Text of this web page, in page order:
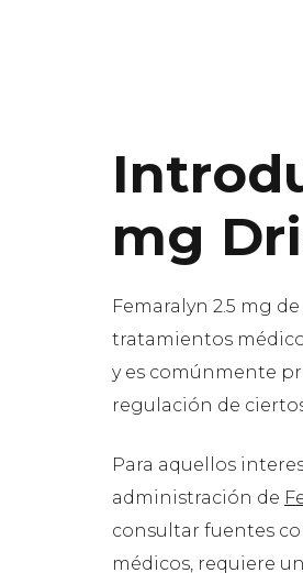
mg
Femaralyn 2.5 mg
tratamientos
y es comúnmente
regulación de
Para aquellos
administración de
consultar fuentes
médicos, requiere